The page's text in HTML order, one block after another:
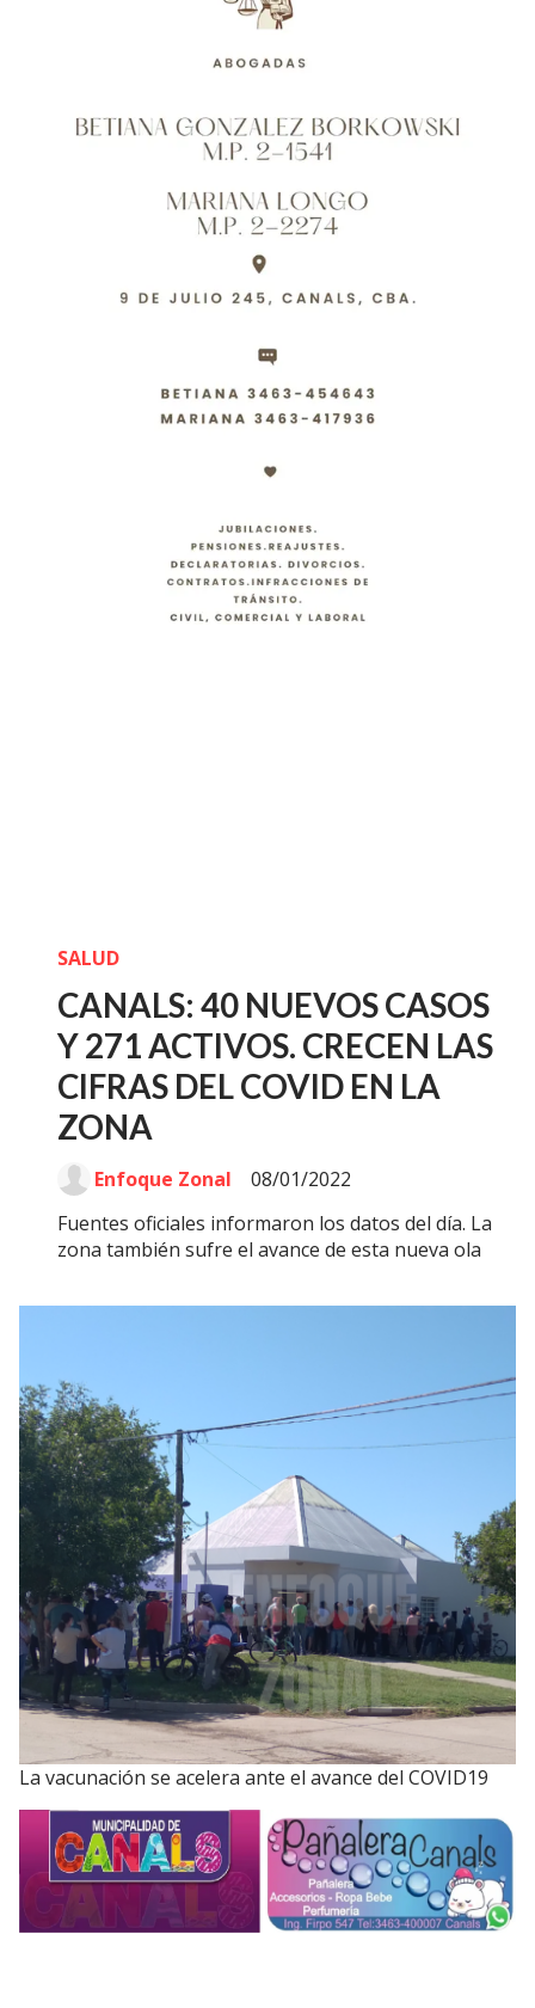
CANALS: 40 NUEVOS CASOS
Y 271 ACTIVOS. CRECEN LAS
CIFRAS DEL COVID EN LA
ZONA
Fuentes oficiales informaron los datos del día. La
zona también sufre el avance de esta nueva ola
SALUD
08/01/2022
Enfoque Zonal
La vacunación se acelera ante el avance del COVID19